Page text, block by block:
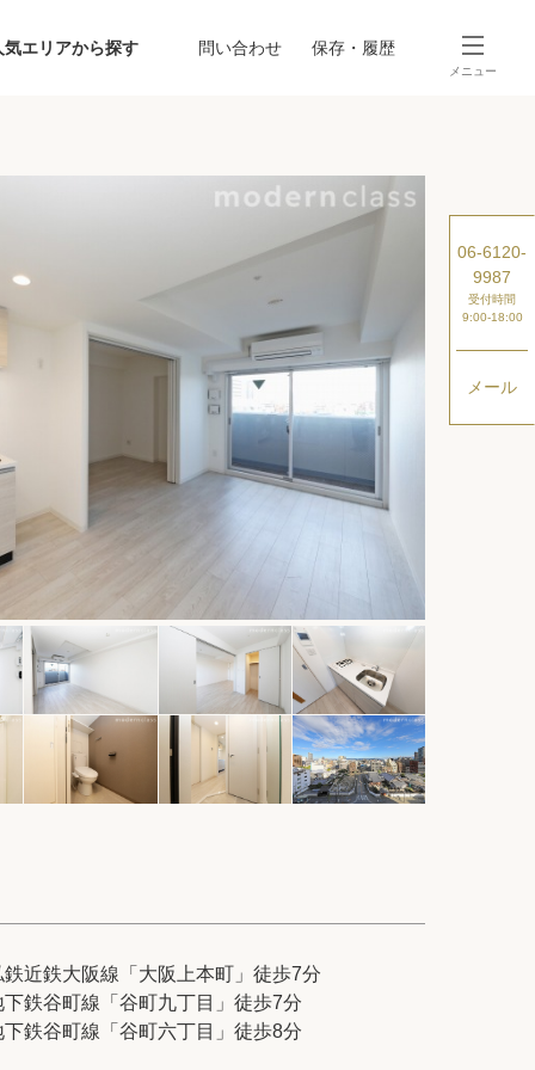
気エリアから探す 問い合わせ 保存・履歴
メニュー
駅・路線から探す
modern classについて
鉄近鉄大阪線「大阪上本町」徒歩7分
下鉄谷町線「谷町九丁目」徒歩7分
下鉄谷町線「谷町六丁目」徒歩8分
06-6120-
9987
受付時間
9:00-18:00
メール